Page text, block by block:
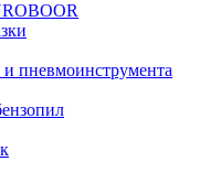
пневмоинструмента